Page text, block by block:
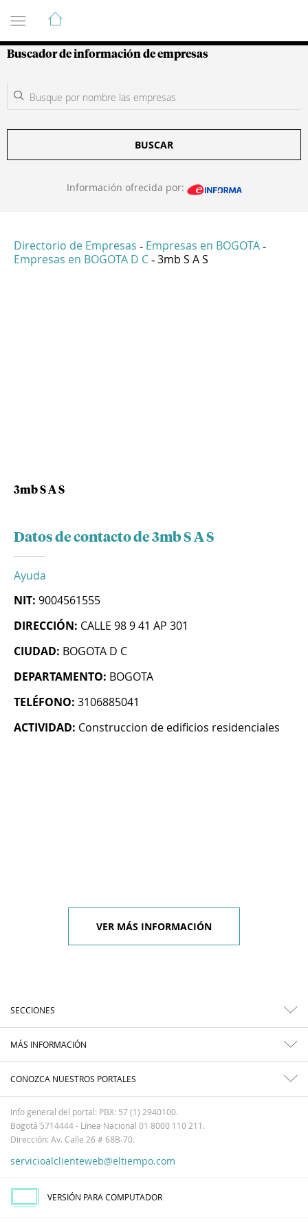
Guía de Empresas Colombianas
Buscador de información de empresas
BUSCAR
Información ofrecida por:
Directorio de Empresas - Empresas en BOGOTA -
Empresas en BOGOTA D C - 3mb S A S
3mb S A S
Datos de contacto de 3mb S A S
Ayuda
NIT: 9004561555
DIRECCIÓN: CALLE 98 9 41 AP 301
CIUDAD: BOGOTA D C
DEPARTAMENTO: BOGOTA
TELÉFONO: 3106885041
ACTIVIDAD: Construccion de edificios residenciales
VER MÁS INFORMACIÓN
SECCIONES
MÁS INFORMACIÓN
CONOZCA NUESTROS PORTALES
Info general del portal: PBX: 57 (1) 2940100.
Bogotá 5714444 - Línea Nacional 01 8000 110 211.
Dirección: Av. Calle 26 # 68B-70.
servicioalclienteweb@eltiempo.com
VERSIÓN PARA COMPUTADOR